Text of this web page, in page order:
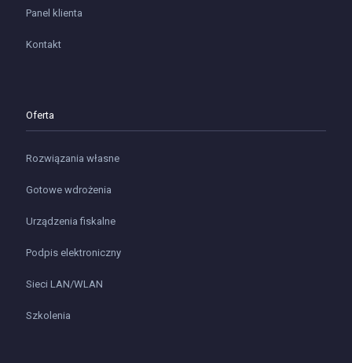
Panel klienta
Kontakt
Oferta
Rozwiązania własne
Gotowe wdrożenia
Urządzenia fiskalne
Podpis elektroniczny
Sieci LAN/WLAN
Szkolenia